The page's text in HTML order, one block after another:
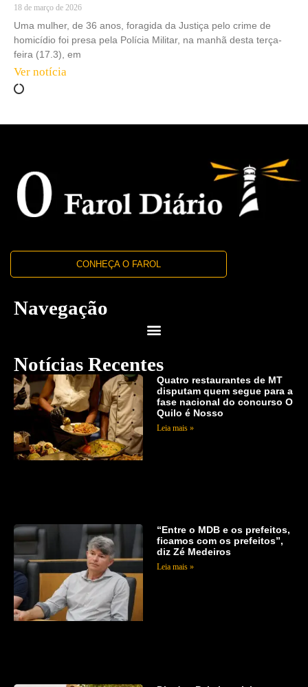
18 de março de 2026
Uma mulher, de 36 anos, foragida da Justiça pelo crime de
homicídio foi presa pela Polícia Militar, na manhã desta terça-
feira (17.3), em
Ver notícia
CONHEÇA O FAROL
Navegação
Notícias Recentes
Quatro restaurantes de MT
disputam quem segue para a
fase nacional do concurso O
Quilo é Nosso
Leia mais »
“Entre o MDB e os prefeitos,
ficamos com os prefeitos”,
diz Zé Medeiros
Leia mais »